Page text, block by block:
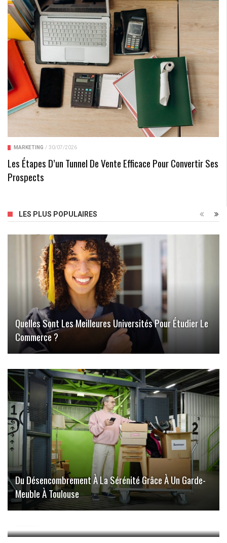
MARKETING / 30/07/2026
Les Étapes D’un Tunnel De Vente Efficace Pour Convertir Ses
Prospects
LES PLUS POPULAIRES
Quelles Sont Les Meilleures Universités Pour Étudier Le
Commerce ?
Du Désencombrement À La Sérénité Grâce À Un Garde-
Meuble À Toulouse
1 Mo Équivaut À Combien De Ko: Tout Ce Que Vous Devez